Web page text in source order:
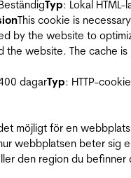
Typ: Lokal HTML-
This cookie is
by the website to
the website. The cache
dagarTyp: HTTP-cookie
möjligt för en
webbplatsen beter sig
den region du befinner